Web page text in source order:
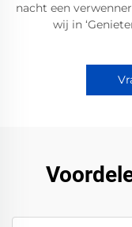
nacht een
wij in